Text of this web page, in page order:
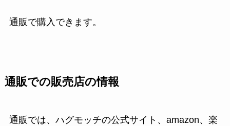
通販で購入できます。
通販での販売店の情報
通販では、ハグモッチの公式サイト、amazon、楽